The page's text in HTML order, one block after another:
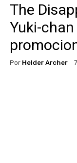
The
Yuki-
Por Helder Archer